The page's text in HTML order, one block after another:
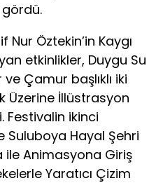
gördü.
Nur Öztekin’in Kaygı
etkinlikler, Duygu Su
Çamur başlıklı iki
Üzerine İllüstrasyon
Festivalin ikinci
Suluboya Hayal Şehri
ile Animasyona Giriş
Yaratıcı Çizim